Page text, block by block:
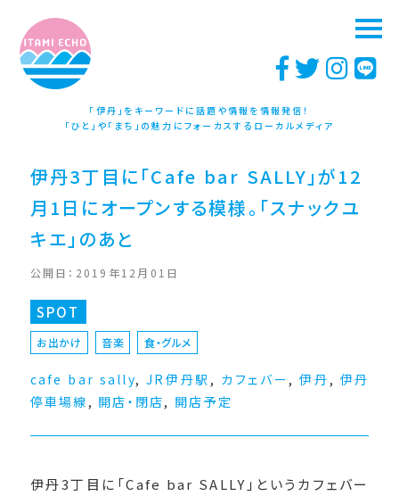
「伊丹」をキーワードに話題や情報を情報発信！
「ひと」や「まち」の魅力にフォーカスするローカルメディア
伊丹3丁目に「Cafe bar SALLY」が12
月1日にオープンする模様。「スナックユ
キエ」のあと
公開日：2019年12月01日
SPOT
お出かけ 音楽 食・グルメ
cafe bar sally, JR伊丹駅 , カフェバー ,伊丹 , 伊丹
停車場線 , 開店・閉店, 開店予定
伊丹3丁目に「Cafe bar SALLY」というカフェバー